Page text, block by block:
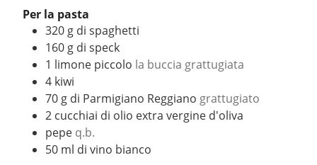
Per la pasta
320 g di spaghetti
160 g di speck
1 limone piccolo la buccia grattugiata
4 kiwi
70 g di Parmigiano Reggiano grattugiato
2 cucchiai di olio extra vergine d'oliva
pepe q.b.
50 ml di vino bianco